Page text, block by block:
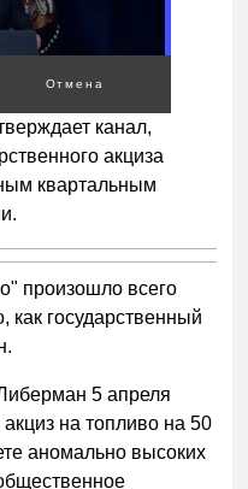
канал,
акциза
квартальным
произошло всего
как государственный
5 апреля
на топливо на 50
аномально высоких